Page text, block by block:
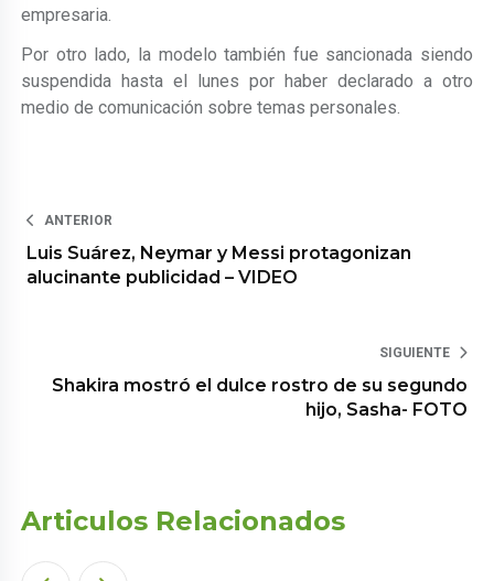
empresaria.
Por otro lado, la modelo también fue sancionada siendo
suspendida hasta el lunes por haber declarado a otro
medio de comunicación sobre temas personales.
ANTERIOR
Luis Suárez, Neymar y Messi protagonizan
alucinante publicidad – VIDEO
SIGUIENTE
Shakira mostró el dulce rostro de su segundo
hijo, Sasha- FOTO
Articulos Relacionados